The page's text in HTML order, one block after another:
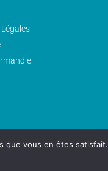
que vous en êtes satisfait.